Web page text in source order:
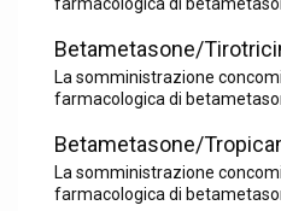
Betametasone/
La somministrazione
farmacologica di
Betametasone/
La somministrazione
farmacologica di